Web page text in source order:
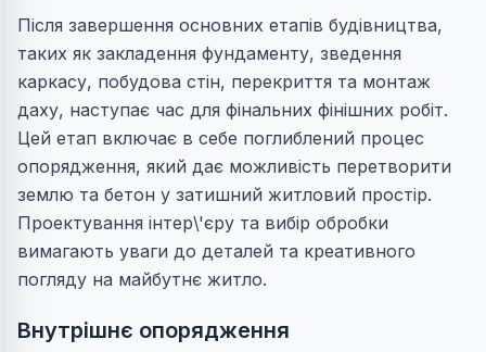
Після завершення основних етапів будівництва,
таких як закладення фундаменту, зведення
каркасу, побудова стін, перекриття та монтаж
даху, наступає час для фінальних фінішних робіт.
Цей етап включає в себе поглиблений процес
опорядження, який дає можливість перетворити
землю та бетон у затишний житловий простір.
Проектування інтер\'єру та вибір обробки
вимагають уваги до деталей та креативного
погляду на майбутнє житло.
Внутрішнє опорядження